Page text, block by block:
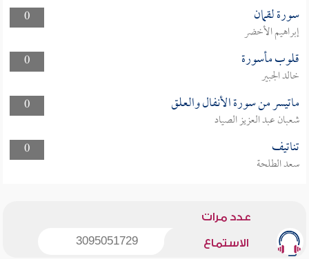
0
سورة لقمان
إبراهيم الأخضر
0
قلوب مأسورة
خالد الجبير
0
ماتيسر من سورة الأنفال والعلق
شعبان عبد العزيز الصياد
0
تناتيف
سعد الطلحة
عدد مرات
الاستماع 3095051729